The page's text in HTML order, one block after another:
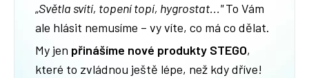
„Světla svítí, topení topí, hygrostat..."To Vám
ale hlásit nemusíme – vy víte, co má co dělat.
My jen přinášíme nové produkty STEGO,
které to zvládnou ještě lépe, než kdy dříve!